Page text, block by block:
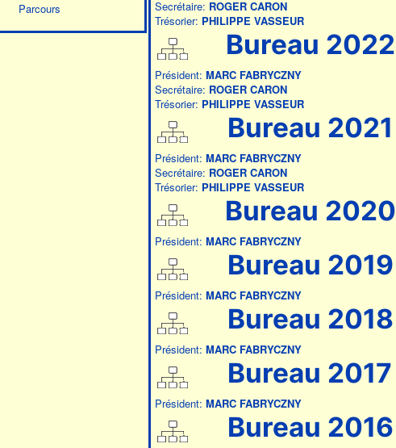
Parcours
Secrétaire: ROGER CARON
Trésorier: PHILIPPE VASSEUR
Bureau 2022
Président: MARC FABRYCZNY
Secrétaire: ROGER CARON
Trésorier: PHILIPPE VASSEUR
Bureau 2021
Président: MARC FABRYCZNY
Secrétaire: ROGER CARON
Trésorier: PHILIPPE VASSEUR
Bureau 2020
Président: MARC FABRYCZNY
Bureau 2019
Président: MARC FABRYCZNY
Bureau 2018
Président: MARC FABRYCZNY
Bureau 2017
Président: MARC FABRYCZNY
Bureau 2016